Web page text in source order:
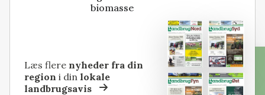
biomasse
Læs flere nyheder fra din
region i dinlokale
landbrugsavis